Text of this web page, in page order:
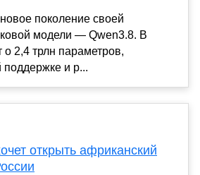
поколение своей
модели — Qwen3.8. В
о 2,4 трлн параметров,
поддержке и р...
открыть африканский